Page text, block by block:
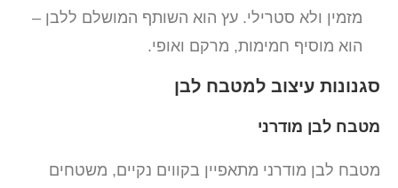
מזמין ולא סטרילי. עץ הוא השותף המושלם ללבן –
הוא מוסיף חמימות, מרקם ואופי.
סגנונות עיצוב למטבח לבן
מטבח לבן מודרני
מטבח לבן מודרני מתאפיין בקווים נקיים, משטחים